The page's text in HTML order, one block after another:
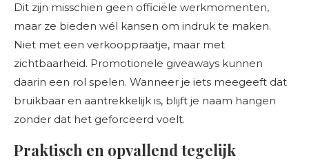
Dit zijn misschien geen officiële werkmomenten,
maar ze bieden wél kansen om indruk te maken.
Niet met een verkooppraatje, maar met
zichtbaarheid. Promotionele giveaways kunnen
daarin een rol spelen. Wanneer je iets meegeeft dat
bruikbaar en aantrekkelijk is, blijft je naam hangen
zonder dat het geforceerd voelt.
Praktisch en opvallend tegelijk